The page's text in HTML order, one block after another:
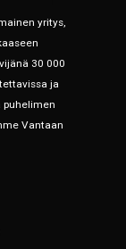
yritys,
30 000
ja
puhelimen
Vantaan